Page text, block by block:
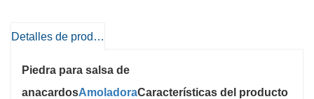
Detalles de producto
Piedra para salsa de
anacardosAmoladoraCaracterísticas del producto